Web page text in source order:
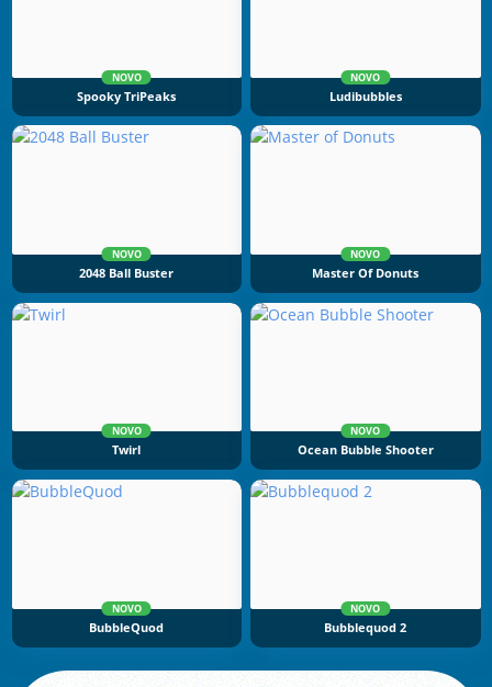
NOVO
Spooky TriPeaks
NOVO
Ludibubbles
NOVO
2048 Ball Buster
NOVO
Master Of Donuts
NOVO
Twirl
NOVO
Ocean Bubble Shooter
NOVO
BubbleQuod
NOVO
Bubblequod 2